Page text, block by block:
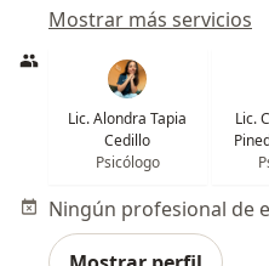
Mostrar más servicios
Lic. Alondra Tapia
Cedillo
Psicólogo
Lic.